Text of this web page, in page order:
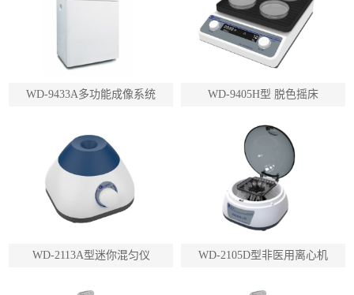
WD-9433A多功能成像系统 WD-9405H型 脱色摇床
WD-2113A型迷你混匀仪 WD-2105D型非医用离心机